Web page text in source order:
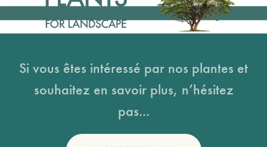
Si vous êtes intéressé par nos plantes et
souhaitez en savoir plus, n’hésitez
pas...